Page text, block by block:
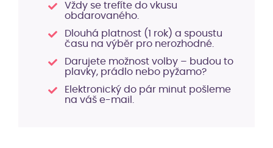
Vždy se trefíte do vkusu
obdarovaného.
Dlouhá platnost (1 rok) a spoustu
času na výběr pro nerozhodné.
Darujete možnost volby – budou to
plavky, prádlo nebo pyžamo?
Elektronický do pár minut pošleme
na váš e-mail.